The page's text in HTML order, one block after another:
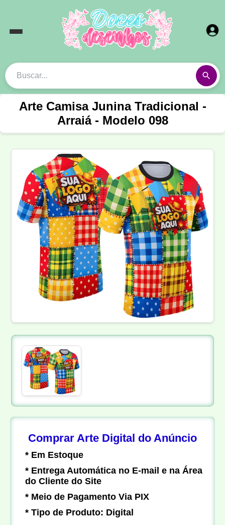
Arte Camisa Junina Tradicional -
Arraiá - Modelo 098
Comprar Arte Digital do Anúncio
* Em Estoque
* Entrega Automática no E-mail e na Área
do Cliente do Site
* Meio de Pagamento Via PIX
* Tipo de Produto: Digital